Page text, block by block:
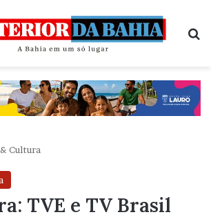
Cultura
TVE e TV Brasil